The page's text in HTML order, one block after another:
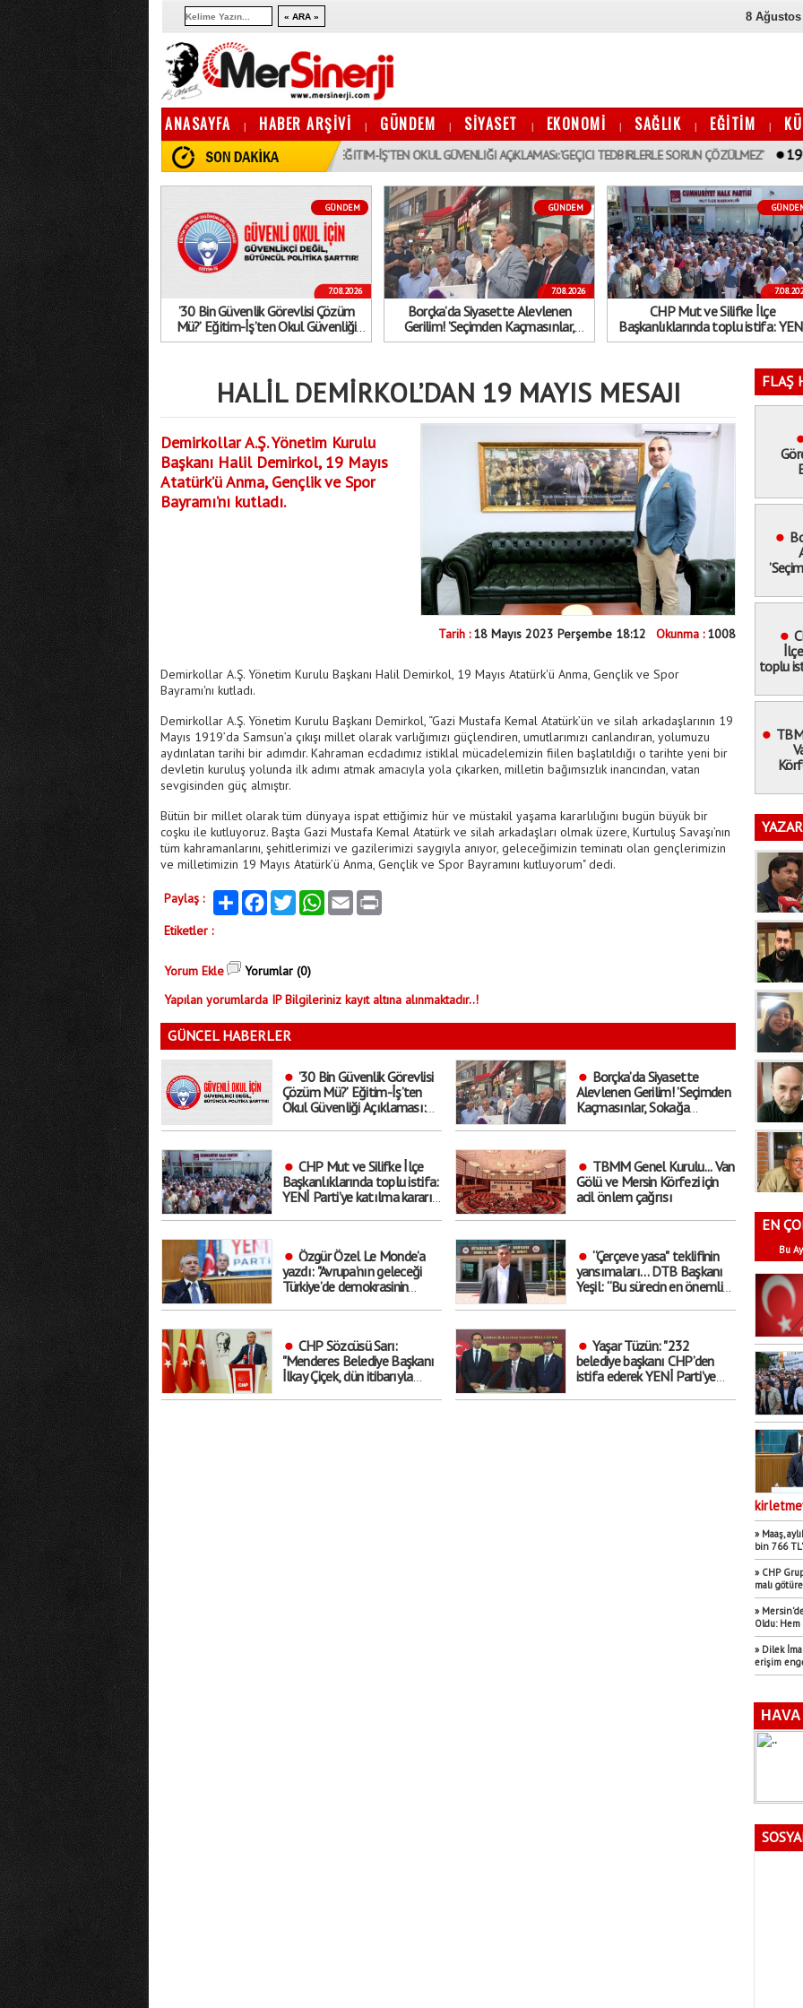
8 Ağustos
ANASAYFA | HABER ARŞİVİ | GÜNDEM | SİYASET | EKONOMİ | SAĞLIK | EĞİTİM |
19:10 ’30 BIN GÜVENLIK GÖREVLISI ÇÖZÜM MÜ?’ EĞITIM-İŞ’TEN OKUL GÜVENLIĞI AÇıKLAMASı: ’GEÇICI TEDBIRLERLE SORUN ÇÖZÜLMEZ’ 19:01
GÜNDEM
7.08.2026
’30 Bin Güvenlik Görevlisi Çözüm
Mü?’ Eğitim-İş’ten Okul Güvenliği
Açıklaması: ’Geçici Tedbirlerle Sorun
GÜNDEM
7.08.2026
Borçka’da Siyasette Alevlenen
Gerilim! ’Seçimden Kaçmasınlar,
Sokağa Çıksınlar Görelim Onları’
CHP Mut ve Silifke İlçe
Başkanlıklarında toplu istifa:
Parti’ye katılma kararı aldılar
HALİL DEMİRKOL’DAN 19 MAYIS MESAJI
Demirkollar A.Ş. Yönetim Kurulu
Başkanı Halil Demirkol, 19 Mayıs
Atatürk’ü Anma, Gençlik ve Spor
Bayramı’nı kutladı.
Tarih : 18 Mayıs 2023 Perşembe 18:12 Okunma : 1008
Demirkollar A.Ş. Yönetim Kurulu Başkanı Halil Demirkol, 19 Mayıs Atatürk'ü Anma, Gençlik ve Spor
Bayramı'nı kutladı.
Demirkollar A.Ş. Yönetim Kurulu Başkanı Demirkol, “Gazi Mustafa Kemal Atatürk’ün ve silah arkadaşlarının 19
Mayıs 1919’da Samsun’a çıkışı millet olarak varlığımızı güçlendiren, umutlarımızı canlandıran, yolumuzu
aydınlatan tarihi bir adımdır. Kahraman ecdadımız istiklal mücadelemizin fiilen başlatıldığı o tarihte yeni bir
devletin kuruluş yolunda ilk adımı atmak amacıyla yola çıkarken, milletin bağımsızlık inancından, vatan
sevgisinden güç almıştır.
Bütün bir millet olarak tüm dünyaya ispat ettiğimiz hür ve müstakil yaşama kararlılığını bugün büyük bir
coşku ile kutluyoruz. Başta Gazi Mustafa Kemal Atatürk ve silah arkadaşları olmak üzere, Kurtuluş Savaşı’nın
tüm kahramanlarını, şehitlerimizi ve gazilerimizi saygıyla anıyor, geleceğimizin teminatı olan gençlerimizin
ve milletimizin 19 Mayıs Atatürk’ü Anma, Gençlik ve Spor Bayramını kutluyorum" dedi.
Paylaş : Paylaş FacebookTwitter WhatsAppEmail
Etiketler :
Yorum Ekle
Yorumlar (0)
Yapılan yorumlarda IP Bilgileriniz kayıt altına alınmaktadır..!
GÜNCEL HABERLER
’30 Bin Güvenlik Görevlisi
Çözüm Mü?’ Eğitim-İş’ten
Okul Güvenliği Açıklaması:
Borçka’da Siyasette
Alevlenen Gerilim! ’Seçimden
Kaçmasınlar, Sokağa
CHP Mut ve Silifke İlçe
Başkanlıklarında toplu istifa:
YENİ Parti’ye katılma kararı
TBMM Genel Kurulu... Van
Gölü ve Mersin Körfezi için
acil önlem çağrısı
Özgür Özel Le Monde’a
yazdı: "Avrupa’nın geleceği
Türkiye’de demokrasinin
“Çerçeve yasa" teklifinin
yansımaları… DTB Başkanı
Yeşil: “Bu sürecin en önemli
CHP Sözcüsü Sarı:
"Menderes Belediye Başkanı
İlkay Çiçek, dün itibarıyla
Yaşar Tüzün: "232
belediye başkanı CHP’den
istifa ederek YENİ Parti’ye
FLAŞ
toplu
EN
Bu Ay
» Maaş,
bin 766
» CHP
malı
»
Oldu:
» Dilek
erişim